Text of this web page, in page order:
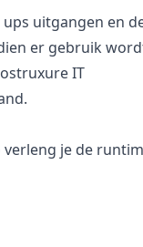
uitgangen en
er gebruik
IT
je de